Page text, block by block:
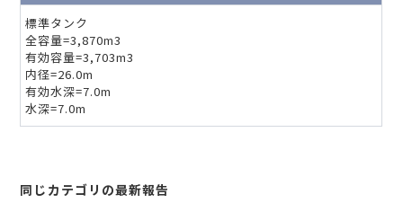
標準タンク
全容量=3,870m3
有効容量=3,703m3
内径=26.0m
有効水深=7.0m
水深=7.0m
同じカテゴリの最新報告